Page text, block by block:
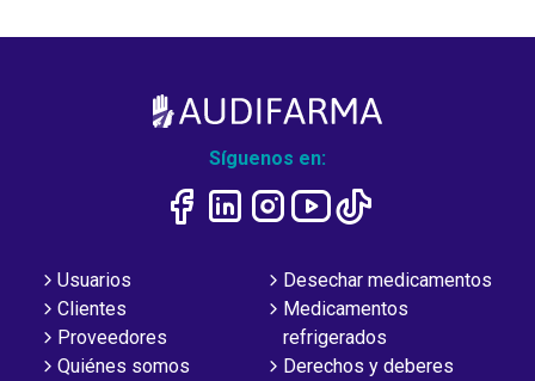
Síguenos en:
Usuarios
Clientes
Proveedores
Quiénes somos
Desechar medicamentos
Medicamentos
refrigerados
Derechos y deberes